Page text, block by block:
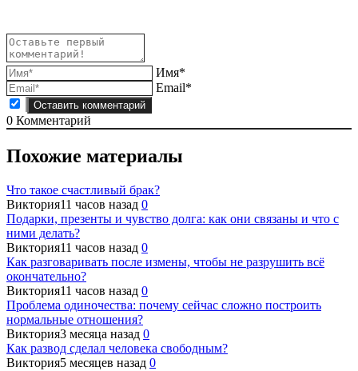
Имя*
Email*
0 Комментарий
Похожие материалы
Что такое счастливый брак?
Виктория11 часов назад 0
Подарки, презенты и чувство долга: как они связаны и что с
ними делать?
Виктория11 часов назад 0
Как разговаривать после измены, чтобы не разрушить всё
окончательно?
Виктория11 часов назад 0
Проблема одиночества: почему сейчас сложно построить
нормальные отношения?
Виктория3 месяца назад 0
Как развод сделал человека свободным?
Виктория5 месяцев назад 0